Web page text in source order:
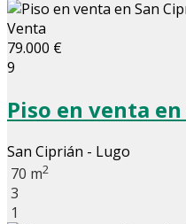
Venta
79.000 €
9
Piso en venta
San Ciprián - Lugo
70 m2
3
1